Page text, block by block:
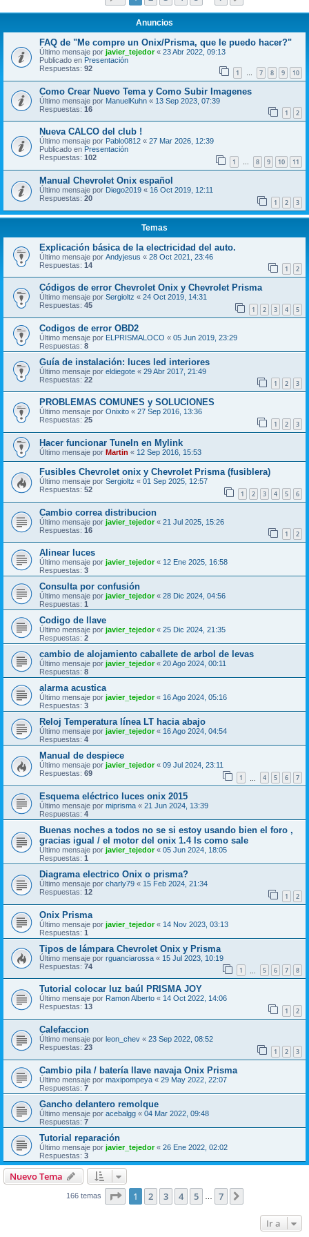
Anuncios
FAQ de "Me compre un Onix/Prisma, que le puedo hacer?"
Último mensaje por javier_tejedor« 23 Abr 2022, 09:13
Publicado en Presentación
Respuestas: 92 1 … 7 8 9 10
Como Crear Nuevo Tema y Como Subir Imagenes
Último mensaje por ManuelKuhn « 13 Sep 2023, 07:39
Respuestas: 16 1 2
Nueva CALCO del club !
Último mensaje por Pablo0812 « 27 Mar 2026, 12:39
Publicado en Presentación
Respuestas: 102 1 … 8 9 10 11
Manual Chevrolet Onix español
Último mensaje por Diego2019 « 16 Oct 2019, 12:11
Respuestas: 20 1 2 3
Temas
Explicación básica de la electricidad del auto.
Último mensaje por Andyjesus « 28 Oct 2021, 23:46
Respuestas: 14 1 2
Códigos de error Chevrolet Onix y Chevrolet Prisma
Último mensaje por Sergioltz « 24 Oct 2019, 14:31
Respuestas: 45 1 2 3 4 5
Codigos de error OBD2
Último mensaje por ELPRISMALOCO « 05 Jun 2019, 23:29
Respuestas: 8
Guía de instalación: luces led interiores
Último mensaje por eldiegote « 29 Abr 2017, 21:49
Respuestas: 22 1 2 3
PROBLEMAS COMUNES y SOLUCIONES
Último mensaje por Onixito « 27 Sep 2016, 13:36
Respuestas: 25 1 2 3
Hacer funcionar TuneIn en Mylink
Último mensaje por Martin « 12 Sep 2016, 15:53
Fusibles Chevrolet onix y Chevrolet Prisma (fusiblera)
Último mensaje por Sergioltz « 01 Sep 2025, 12:57
Respuestas: 52 1 2 3 4 5 6
Cambio correa distribucion
Último mensaje por javier_tejedor« 21 Jul 2025, 15:26
Respuestas: 16 1 2
Alinear luces
Último mensaje por javier_tejedor« 12 Ene 2025, 16:58
Respuestas: 3
Consulta por confusión
Último mensaje por javier_tejedor« 28 Dic 2024, 04:56
Respuestas: 1
Codigo de llave
Último mensaje por javier_tejedor« 25 Dic 2024, 21:35
Respuestas: 2
cambio de alojamiento caballete de arbol de levas
Último mensaje por javier_tejedor« 20 Ago 2024, 00:11
Respuestas: 8
alarma acustica
Último mensaje por javier_tejedor« 16 Ago 2024, 05:16
Respuestas: 3
Reloj Temperatura línea LT hacia abajo
Último mensaje por javier_tejedor« 16 Ago 2024, 04:54
Respuestas: 4
Manual de despiece
Último mensaje por javier_tejedor« 09 Jul 2024, 23:11
Respuestas: 69 1 4 5 6 7
Esquema eléctrico luces onix 2015
Último mensaje por miprisma « 21 Jun 2024, 13:39
Respuestas: 4
Buenas noches a todos no se si estoy usando bien el foro ,
gracias igual / el motor del onix 1.4 ls como sale
Último mensaje por javier_tejedor« 05 Jun 2024, 18:05
Respuestas: 1
Diagrama electrico Onix o prisma?
Último mensaje por charly79 « 15 Feb 2024, 21:34
Respuestas: 12 1 2
Onix Prisma
Último mensaje por javier_tejedor« 14 Nov 2023, 03:13
Respuestas: 1
Tipos de lámpara Chevrolet Onix y Prisma
Último mensaje por rguanciarossa « 15 Jul 2023, 10:19
Respuestas: 74 1 5 6 7 8
Tutorial colocar luz baúl PRISMA JOY
Último mensaje por Ramon Alberto « 14 Oct 2022, 14:06
Respuestas: 13 1 2
Calefaccion
Último mensaje por leon_chev « 23 Sep 2022, 08:52
Respuestas: 23 1 2 3
Cambio pila / batería llave navaja Onix Prisma
Último mensaje por maxipompeya « 29 May 2022, 22:07
Respuestas: 7
Gancho delantero remolque
Último mensaje por acebalgg « 04 Mar 2022, 09:48
Respuestas: 7
Tutorial reparación
Último mensaje por javier_tejedor« 26 Ene 2022, 02:02
Respuestas: 3
Nuevo Tema
166 temas Página de
1 2 3 4 5 7
Ir a